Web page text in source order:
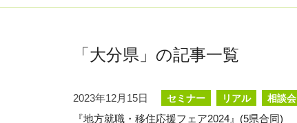
「大分県」 の記事一覧
2023年12月15日 セミナー リアル 相談会
『地方就職・移住応援フェア2024』(5県合同)